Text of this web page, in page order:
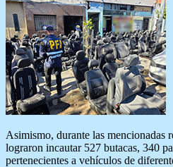
Asimismo, durante las mencionadas
lograron incautar 527 butacas, 340
pertenecientes a vehículos de